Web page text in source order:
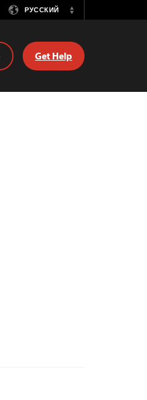
РУССКИЙ
Switch
Get Help